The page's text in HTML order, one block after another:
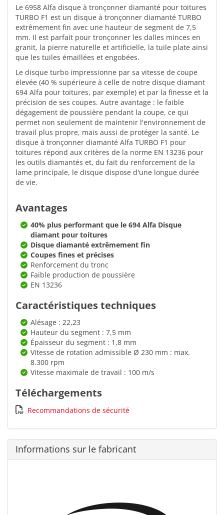
Le 6958 Alfa disque à tronçonner diamanté pour toitures
TURBO F1 est un disque à tronçonner diamanté TURBO
extrêmement fin avec une hauteur de segment de 7,5
mm. Il est parfait pour tronçonner les dalles minces en
granit, la pierre naturelle et artificielle, la tuile plate ainsi
que les tuiles émaillées et engobées.
Le disque turbo impressionne par sa vitesse de coupe
élevée (40 % supérieure à celle de notre disque diamant
694 Alfa pour toitures, par exemple) et par la finesse et la
précision de ses coupes. Autre avantage : le faible
dégagement de poussière pendant la coupe, ce qui
permet non seulement de maintenir l'environnement de
travail plus propre, mais aussi de protéger la santé. Le
disque à tronçonner diamanté Alfa TURBO F1 pour
toitures répond aux critères de la norme EN 13236 pour
les outils diamantés et, du fait du renforcement de la
lame principale, le disque dispose d'une longue durée
de vie.
Avantages
40% plus performant que le 694 Alfa Disque
diamant pour toitures
Disque diamanté extrêmement fin
Coupes fines et précises
Renforcement du tronc
Faible production de poussière
EN 13236
Caractéristiques techniques
Alésage : 22,23
Hauteur du segment : 7,5 mm
Épaisseur du segment : 1,8 mm
Vitesse de rotation admissible Ø 230 mm : max.
8.300 rpm
Vitesse maximale de travail : 100 m/s
Téléchargements
Recommandations de sécurité
Informations sur le fabricant